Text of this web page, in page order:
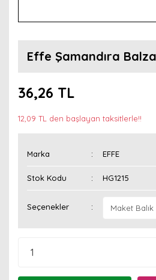
Effe Şamandıra Balza
36,26 TL
12,09 TL den başlayan taksitlerle!!
Marka EFFE
Stok Kodu HG1215
Seçenekler